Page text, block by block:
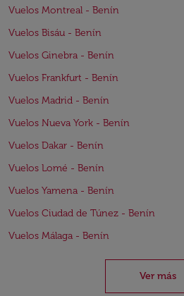
Vuelos Montreal - Benín
Vuelos Bisáu - Benín
Vuelos Ginebra - Benín
Vuelos Frankfurt - Benín
Vuelos Madrid - Benín
Vuelos Nueva York - Benín
Vuelos Dakar - Benín
Vuelos Lomé - Benín
Vuelos Yamena - Benín
Vuelos Ciudad de Túnez - Benín
Vuelos Málaga - Benín
Ver más